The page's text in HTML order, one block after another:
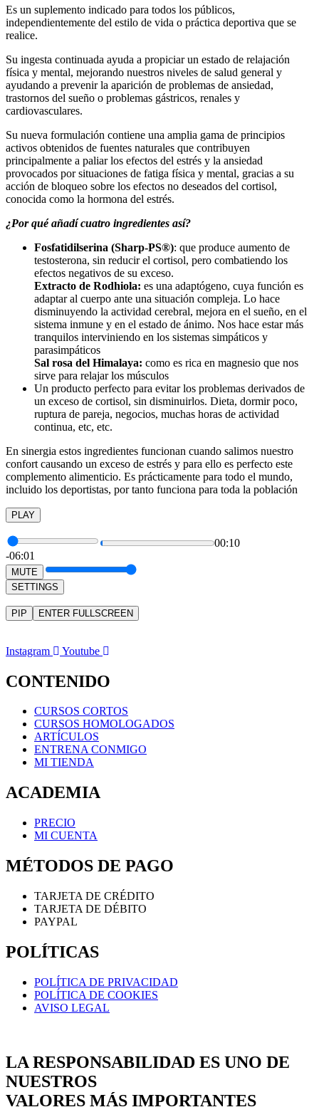
Es un suplemento indicado para todos los públicos,
independientemente del estilo de vida o práctica deportiva que se
realice.
Su ingesta continuada ayuda a propiciar un estado de relajación
física y mental, mejorando nuestros niveles de salud general y
ayudando a prevenir la aparición de problemas de ansiedad,
trastornos del sueño o problemas gástricos, renales y
cardiovasculares.
Su nueva formulación contiene una amplia gama de principios
activos obtenidos de fuentes naturales que contribuyen
principalmente a paliar los efectos del estrés y la ansiedad
provocados por situaciones de fatiga física y mental, gracias a su
acción de bloqueo sobre los efectos no deseados del cortisol,
conocida como la hormona del estrés.
¿Por qué añadí cuatro ingredientes así?
Fosfatidilserina (Sharp-PS®️): que produce aumento de
testosterona, sin reducir el cortisol, pero combatiendo los
efectos negativos de su exceso.
Extracto de Rodhiola: es una adaptógeno, cuya función es
adaptar al cuerpo ante una situación compleja. Lo hace
disminuyendo la actividad cerebral, mejora en el sueño, en el
sistema inmune y en el estado de ánimo. Nos hace estar más
tranquilos interviniendo en los sistemas simpáticos y
parasimpáticos
Sal rosa del Himalaya: como es rica en magnesio que nos
sirve para relajar los músculos
Un producto perfecto para evitar los problemas derivados de
un exceso de cortisol, sin disminuirlos. Dieta, dormir poco,
ruptura de pareja, negocios, muchas horas de actividad
continua, etc, etc.
En sinergia estos ingredientes funcionan cuando salimos nuestro
confort causando un exceso de estrés y para ello es perfecto este
complemento alimenticio. Es prácticamente para todo el mundo,
incluido los deportistas, por tanto funciona para toda la población
PLAY
00:10
-06:01
MUTE
SETTINGS
PIP ENTER FULLSCREEN
Instagram Youtube
CONTENIDO
CURSOS CORTOS
CURSOS HOMOLOGADOS
ARTÍCULOS
ENTRENA CONMIGO
MI TIENDA
ACADEMIA
PRECIO
MI CUENTA
MÉTODOS DE PAGO
TARJETA DE CRÉDITO
TARJETA DE DÉBITO
PAYPAL
POLÍTICAS
POLÍTICA DE PRIVACIDAD
POLÍTICA DE COOKIES
AVISO LEGAL
LA RESPONSABILIDAD ES UNO DE
NUESTROS
VALORES MÁS IMPORTANTES